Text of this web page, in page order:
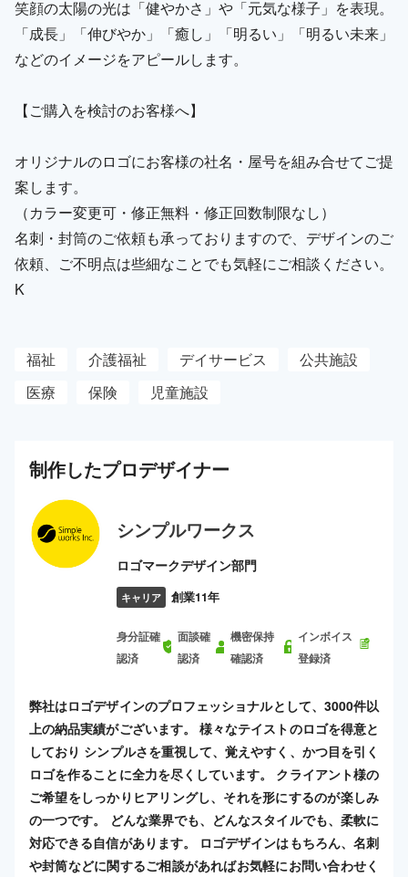
笑顔の太陽の光は「健やかさ」や「元気な様子」を表現。
「成長」「伸びやか」「癒し」「明るい」「明るい未来」
などのイメージをアピールします。
【ご購入を検討のお客様へ】
オリジナルのロゴにお客様の社名・屋号を組み合せてご提
案します。
（カラー変更可・修正無料・修正回数制限なし）
名刺・封筒のご依頼も承っておりますので、デザインのご
依頼、ご不明点は些細なことでも気軽にご相談ください。
K
福祉 介護福祉 デイサービス
公共施設
医療
保険 児童施設
制作したプロデザイナー
シンプルワークス
ロゴマークデザイン部門
キャリア 創業11年
身分証確
認済
面談確
認済
機密保持
確認済
インボイス
登録済
弊社はロゴデザインのプロフェッショナルとして、3000件以
上の納品実績がございます。 様々なテイストのロゴを得意と
しており シンプルさを重視して、覚えやすく、かつ目を引く
ロゴを作ることに全力を尽くしています。 クライアント様の
ご希望をしっかりヒアリングし、それを形にするのが楽しみ
の一つです。 どんな業界でも、どんなスタイルでも、柔軟に
対応できる自信があります。 ロゴデザインはもちろん、名刺
や封筒などに関するご相談があればお気軽にお問い合わせく